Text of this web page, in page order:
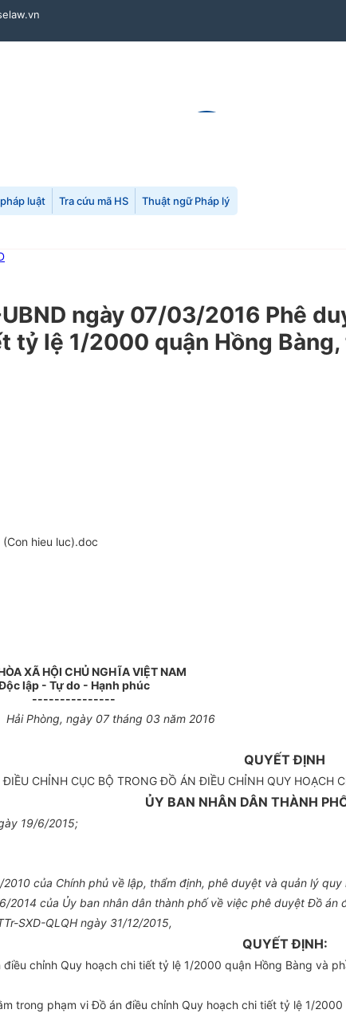
luật Tra cứu mã HS Thuật ngữ Pháp lý
ngày 07/03/2016 Phê
tỷ lệ 1/2000 quận Hồng
hieu luc).doc
XÃ HỘI CHỦ NGHĨA VIỆT NAM
lập - Tự do - Hạnh phúc
---------------
Hải Phòng, ngày07tháng 03 năm 2016
QUYẾT ĐỊNH
ĐIỀU CHỈNH CỤC BỘ TRONG ĐỒ ÁN ĐIỀU CHỈNH QUY HOẠCH
ỦY BAN NHÂN DÂN THÀNH
19/6/2015;
của Chính phủ về lập, thẩm định, phê duyệt và quản lý quy
2014 của Ủy ban nhân dân thành phố về việc phê duyệt Đồ
SXD-QLQH ngày 31/12/2015,
QUYẾT ĐỊNH:
chỉnh Quy hoạch chi tiết tỷ lệ 1/2000 quận Hồng Bàng và
trong phạm vi Đồ án điều chỉnh Quy hoạch chi tiết tỷ lệ 1/